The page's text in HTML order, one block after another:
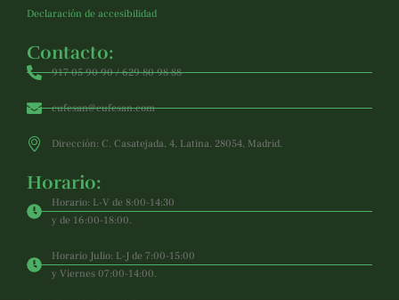
Declaración de accesibilidad
Contacto:
917 05 90 90 / 629 80 98 88
cufesan@cufesan.com
Dirección: C. Casatejada, 4, Latina. 28054, Madrid.
Horario:
Horario: L-V de 8:00-14:30
y de 16:00-18:00.
Horario Julio: L-J de 7:00-15:00
y Viernes 07:00-14:00.